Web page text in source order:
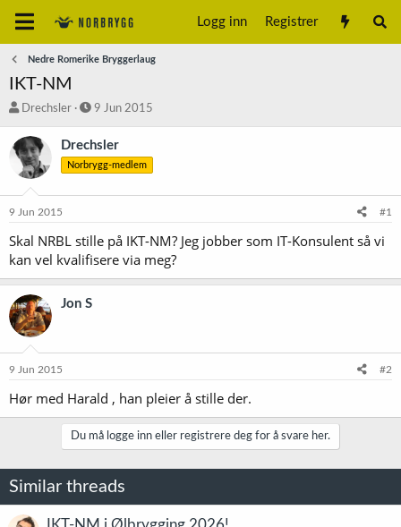
Logg inn Registrer
Nedre Romerike Bryggerlaug
IKT-NM
T
å
d
s
t
r
Drechsler
S
a
r
t
o
9 Jun 2015
Drechsler
Norbrygg-medlem
9 Jun 2015 #1
Skal NRBL stille på IKT-NM? Jeg jobber som IT-Konsulent så vi
kan vel kvalifisere via meg?
Jon S
9 Jun 2015 #2
Hør med Harald , han pleier å stille der.
Du må logge inn eller registrere deg for å svare her.
Similar threads